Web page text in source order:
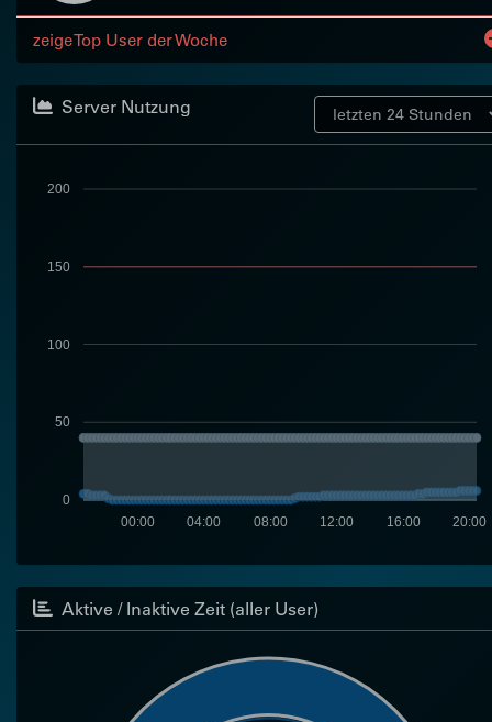
zeige Top User der Woche
Server Nutzung
0
50
100
150
200
20:00
16:00
12:00
08:00
04:00
00:00
Aktive / Inaktive Zeit (aller User)